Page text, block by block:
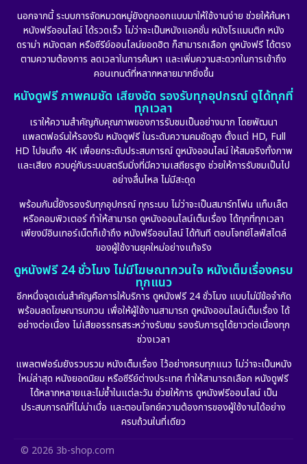
นอกจากนี้ ระบบการจัดหมวดหมู่ยังถูกออกแบบมาให้ใช้งานง่าย ช่วยให้ค้นหา
หนังฟรีออนไลน์ ได้รวดเร็ว ไม่ว่าจะเป็นหนังแอคชั่น หนังโรแมนติก หนัง
ดราม่า หนังตลก หรือซีรีย์ออนไลน์ยอดฮิต ก็สามารถเลือก ดูหนังฟรี ได้ตรง
ตามความต้องการ ลดเวลาในการค้นหา และเพิ่มความสะดวกในการเข้าถึง
คอนเทนต์ที่หลากหลายมากยิ่งขึ้น
หนังดูฟรี ภาพคมชัด เสียงชัด รองรับทุกอุปกรณ์ ดูได้ทุกที่
ทุกเวลา
เราให้ความสำคัญกับคุณภาพของการรับชมเป็นอย่างมาก โดยพัฒนา
แพลตฟอร์มให้รองรับ หนังดูฟรี ในระดับความคมชัดสูง ตั้งแต่ HD, Full
HD ไปจนถึง 4K เพื่อยกระดับประสบการณ์ ดูหนังออนไลน์ ให้สมจริงทั้งภาพ
และเสียง ควบคู่กับระบบสตรีมมิ่งที่มีความเสถียรสูง ช่วยให้การรับชมเป็นไป
อย่างลื่นไหล ไม่มีสะดุด
พร้อมกันนี้ยังรองรับทุกอุปกรณ์ ทุกระบบ ไม่ว่าจะเป็นสมาร์ทโฟน แท็บเล็ต
หรือคอมพิวเตอร์ ทำให้สามารถ ดูหนังออนไลน์เต็มเรื่อง ได้ทุกที่ทุกเวลา
เพียงมีอินเทอร์เน็ตก็เข้าถึง หนังฟรีออนไลน์ ได้ทันที ตอบโจทย์ไลฟ์สไตล์
ของผู้ใช้งานยุคใหม่อย่างแท้จริง
ดูหนังฟรี 24 ชั่วโมง ไม่มีโฆษณากวนใจ หนังเต็มเรื่องครบ
ทุกแนว
อีกหนึ่งจุดเด่นสำคัญคือการให้บริการ ดูหนังฟรี 24 ชั่วโมง แบบไม่มีข้อจำกัด
พร้อมลดโฆษณารบกวน เพื่อให้ผู้ใช้งานสามารถ ดูหนังออนไลน์เต็มเรื่อง ได้
อย่างต่อเนื่อง ไม่เสียอรรถรสระหว่างรับชม รองรับการดูได้ยาวต่อเนื่องทุก
ช่วงเวลา
แพลตฟอร์มยังรวบรวม หนังเต็มเรื่อง ไว้อย่างครบทุกแนว ไม่ว่าจะเป็นหนัง
ใหม่ล่าสุด หนังยอดนิยม หรือซีรีย์ต่างประเทศ ทำให้สามารถเลือก หนังดูฟรี
ได้หลากหลายและไม่ซ้ำในแต่ละวัน ช่วยให้การ ดูหนังฟรีออนไลน์ เป็น
ประสบการณ์ที่ไม่น่าเบื่อ และตอบโจทย์ความต้องการของผู้ใช้งานได้อย่าง
ครบถ้วนในที่เดียว
© 2026 3b-shop.com